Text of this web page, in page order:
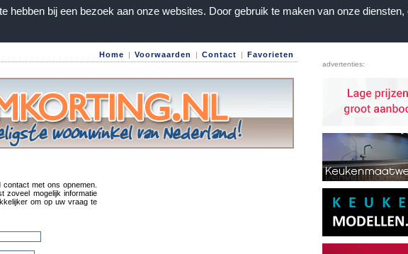
hebben bij een bezoek aan onze websites. Door gebruik te maken van onze
Home | Voorwaarden | Contact | Favorieten
advertenties:
met ons opnemen.
zoveel mogelijk informatie
om op uw vraag te